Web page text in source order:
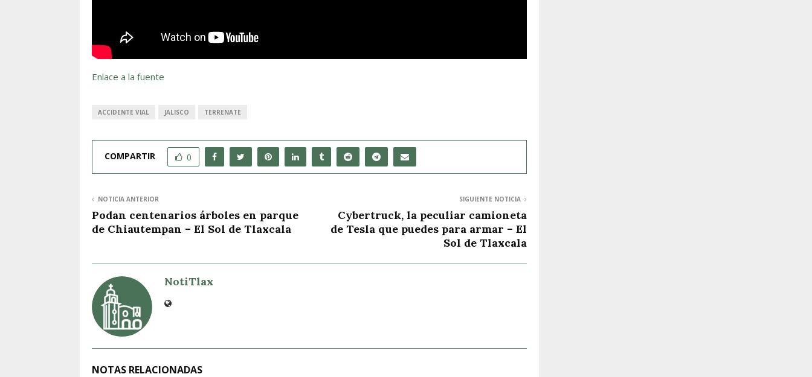
Enlace a la fuente
ACCIDENTE VIAL JALISCO TERRENATE
COMPARTIR 0
NOTICIA ANTERIOR
Podan centenarios árboles en parque
de Chiautempan – El Sol de Tlaxcala
SIGUIENTE NOTICIA
Cybertruck, la peculiar camioneta
de Tesla que puedes para armar – El
Sol de Tlaxcala
NotiTlax
NOTAS RELACIONADAS